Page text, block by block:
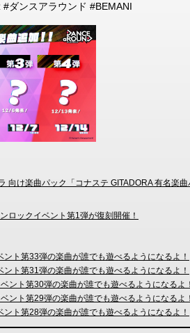
ダンスアラウンド #BEMANI
向け楽曲パック「コナステ GITADORA 有名楽
ロックイベント第1弾が復刻開催！
ト第33弾の楽曲が誰でも遊べるようになるよ！
ト第31弾の楽曲が誰でも遊べるようになるよ！
ント第30弾の楽曲が誰でも遊べるようになるよ
ント第29弾の楽曲が誰でも遊べるようになるよ
ト第28弾の楽曲が誰でも遊べるようになるよ！